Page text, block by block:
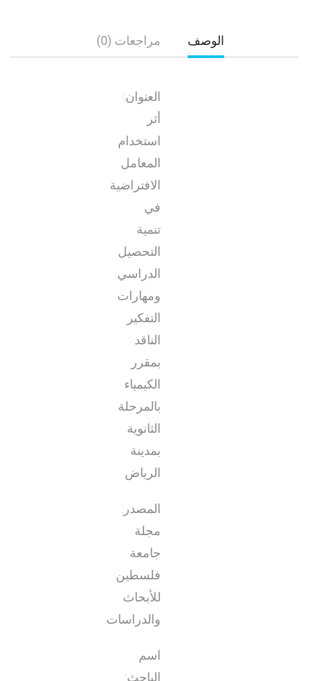
الوصف مراجعات (0)
العنوان:
أثر
استخدام
المعامل
الافتراضية
في
تنمية
التحصيل
الدراسي
ومهارات
التفكير
الناقد
بمقرر
الكيمياء
بالمرحلة
الثانوية
بمدينة
الرياض
المصدر:
مجلة
جامعة
فلسطين
للأبحاث
والدراسات
اسم
الباحث: